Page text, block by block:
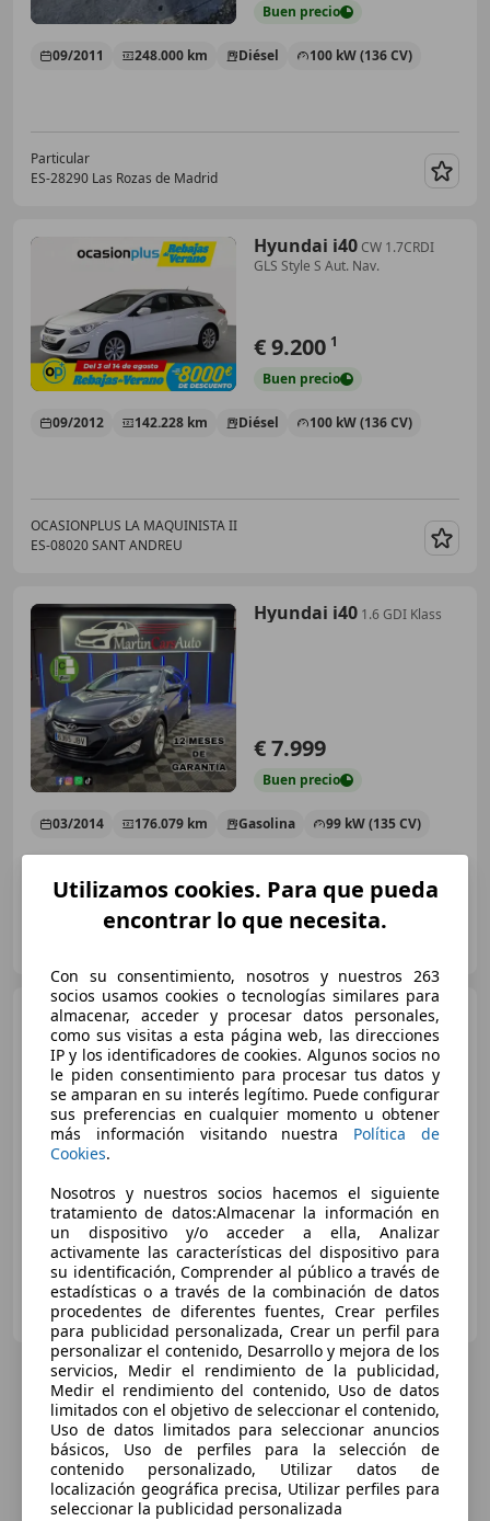
Buen precio
09/2011 248.000 km Diésel 100 kW (136 CV)
Particular
ES-28290 Las Rozas de Madrid
Hyundai i40CW 1.7CRDI
GLS Style S Aut. Nav.
€ 9.200 1
Buen precio
09/2012 142.228 km Diésel 100 kW (136 CV)
OCASIONPLUS LA MAQUINISTA II
ES-08020 SANT ANDREU
Hyundai i40 1.6 GDI Klass
€ 7.999
Buen precio
03/2014 176.079 km Gasolina 99 kW (135 CV)
MARTIN CARS
Hyundai i40CW 1.7 CRDi
115cv BlueDrive Tecno
€ 10.390
01/2016 68.000 km Diésel 85 kW (116 CV)
GRUPO FLEXICAR VALENCIA.
ES-46980 PATERNA
Utilizamos cookies. Para que pueda
encontrar lo que necesita.
Con su consentimiento, nosotros y nuestros 263
socios usamos cookies o tecnologías similares para
almacenar, acceder y procesar datos personales,
como sus visitas a esta página web, las direcciones
IP y los identificadores de cookies. Algunos socios no
le piden consentimiento para procesar tus datos y
se amparan en su interés legítimo. Puede configurar
sus preferencias en cualquier momento u obtener
más información visitando nuestra Política de
Cookies.
Nosotros y nuestros socios hacemos el siguiente
tratamiento de datos:Almacenar la información en
un dispositivo y/o acceder a ella, Analizar
activamente las características del dispositivo para
su identificación, Comprender al público a través de
estadísticas o a través de la combinación de datos
procedentes de diferentes fuentes, Crear perfiles
para publicidad personalizada, Crear un perfil para
personalizar el contenido, Desarrollo y mejora de los
servicios, Medir el rendimiento de la publicidad,
Medir el rendimiento del contenido, Uso de datos
limitados con el objetivo de seleccionar el contenido,
Uso de datos limitados para seleccionar anuncios
básicos, Uso de perfiles para la selección de
contenido personalizado, Utilizar datos de
localización geográfica precisa, Utilizar perfiles para
seleccionar la publicidad personalizada